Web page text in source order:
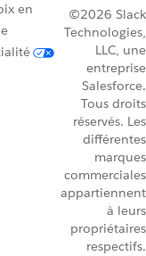
en
©2026 Slack
Technologies,
LLC, une
entreprise
Salesforce.
Tous droits
réservés. Les
différentes
marques
commerciales
appartiennent
à leurs
propriétaires
respectifs.